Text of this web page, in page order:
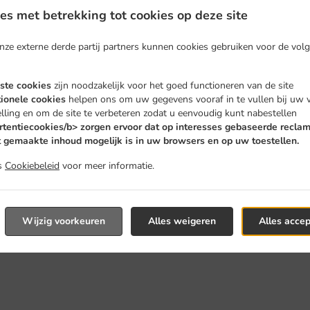
met betrekking tot cookies op deze site
externe derde partij partners kunnen cookies gebruiken voor de
cookies zijn noodzakelijk voor het goed functioneren van de site
cookies helpen ons om uw gegevens vooraf in te vullen bij uw
en om de site te verbeteren zodat u eenvoudig kunt nabestellen
b> zorgen ervoor dat op interesses gebaseerde
gemaakte inhoud mogelijk is in uw browsers en op uw toestellen.
Cookiebeleid voor meer informatie.
Alles
Alles weigeren
Wijzig voorkeuren
En Bezorgen
ons in de buurt van Lummen en nemen graag uw online
online menu te grasduinen en bestel wanneer u klaar